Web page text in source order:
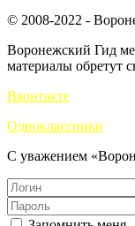
© 2008-2022 -
Воронежский Гид
материалы обретут
Вконтакте
Одноклассники
С уважением